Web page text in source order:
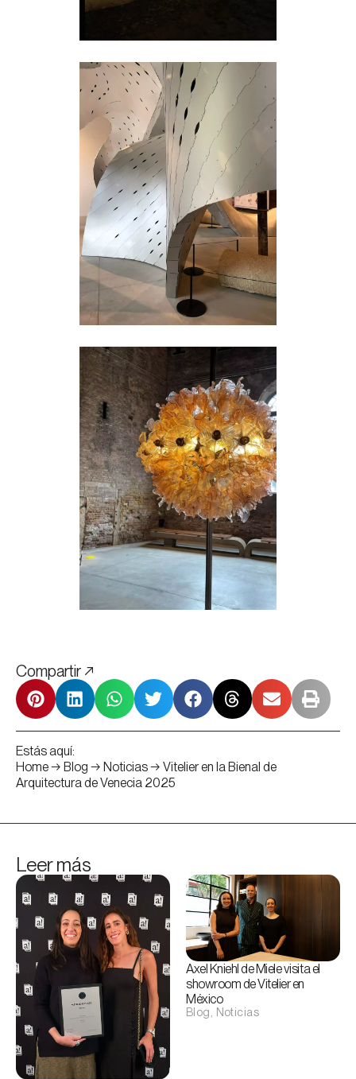
Compartir ↗
Estás aquí:
Home→ Blog → Noticias→ Vitelier en la Bienal de
Arquitectura de Venecia 2025
Leer más
Axel Kniehl de Miele visita el
showroom de Vitelier en
México
Blog Noticias